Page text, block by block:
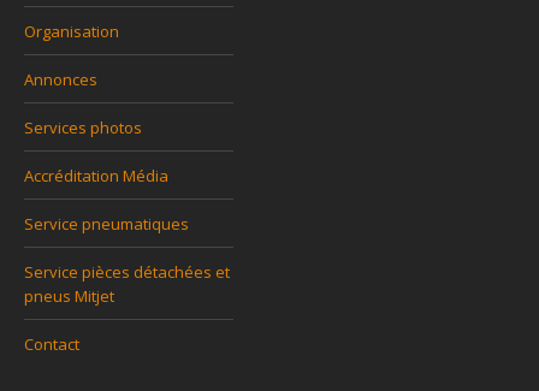
Organisation
Annonces
Services photos
Accréditation Média
Service pneumatiques
Service pièces détachées et
pneus Mitjet
Contact